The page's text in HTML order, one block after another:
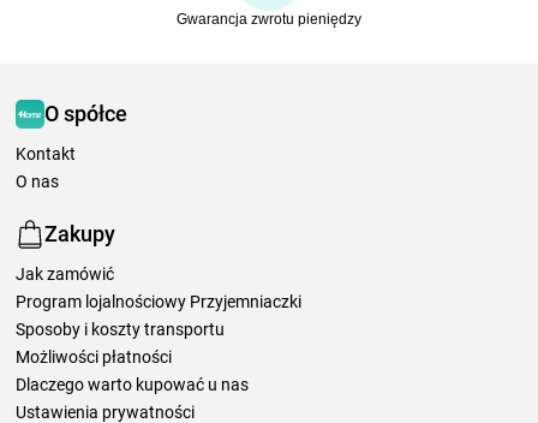
Gwarancja zwrotu pieniędzy
O spółce
Kontakt
O nas
Zakupy
Jak zamówić
Program lojalnościowy Przyjemniaczki
Sposoby i koszty transportu
Możliwości płatności
Dlaczego warto kupować u nas
Ustawienia prywatności